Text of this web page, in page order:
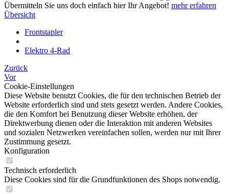
Übermitteln Sie uns doch einfach hier Ihr Angebot! mehr erfahren
Übersicht
Frontstapler
Elektro 4-Rad
Zurück
Vor
Cookie-Einstellungen
Diese Website benutzt Cookies, die für den technischen Betrieb der
Website erforderlich sind und stets gesetzt werden. Andere Cookies,
die den Komfort bei Benutzung dieser Website erhöhen, der
Direktwerbung dienen oder die Interaktion mit anderen Websites
und sozialen Netzwerken vereinfachen sollen, werden nur mit Ihrer
Zustimmung gesetzt.
Konfiguration
Technisch erforderlich
Diese Cookies sind für die Grundfunktionen des Shops notwendig.